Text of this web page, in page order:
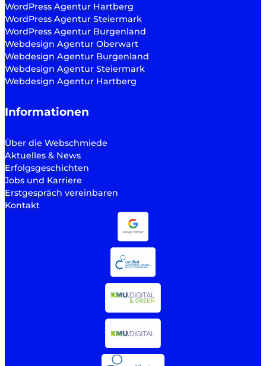
WordPress Agentur Hartberg
WordPress Agentur Steiermark
WordPress Agentur Burgenland
Webdesign Agentur Oberwart
Webdesign Agentur Burgenland
Webdesign Agentur Steiermark
Webdesign Agentur Hartberg
Informationen
Über die Webschmiede
Aktuelles & News
Erfolgsgeschichten
Jobs und Karriere
Erstgespräch vereinbaren
Kontakt